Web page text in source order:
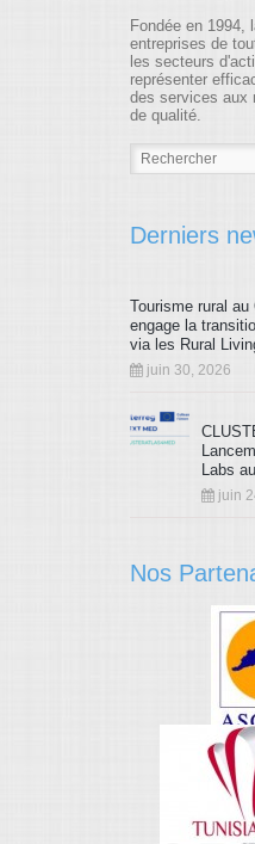
Fondée en 1994,
entreprises de
les secteurs
représenter
des services aux
de qualité.
Derniers
Tourisme rural au
engage la
via les Rural
juin 30, 2026
Labs
juin
Nos